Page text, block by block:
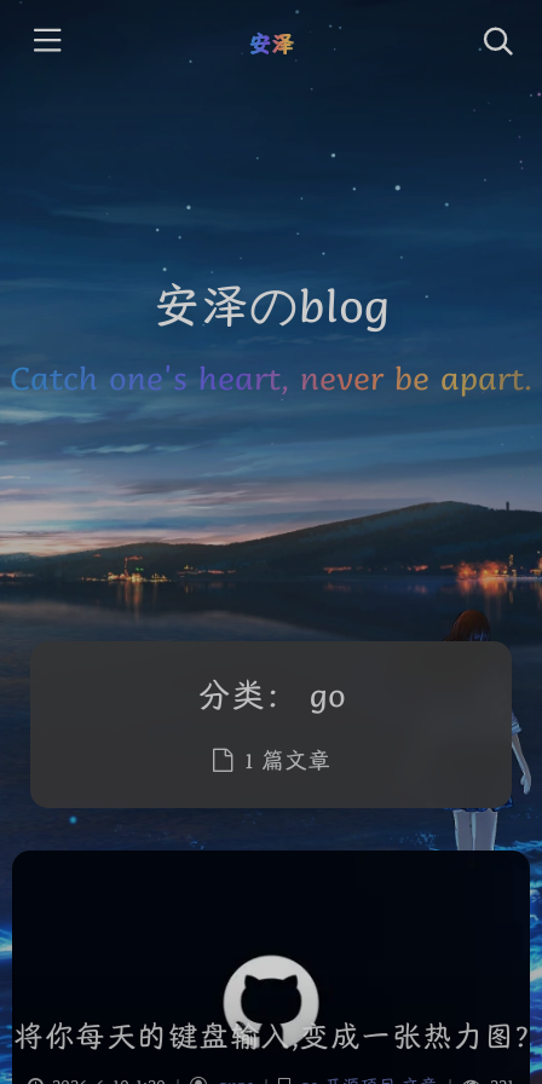
安泽
安泽のblog
Catch one's heart, never be apart.
分类： go
1 篇文章
将你每天的键盘输入,变成一张热力图?